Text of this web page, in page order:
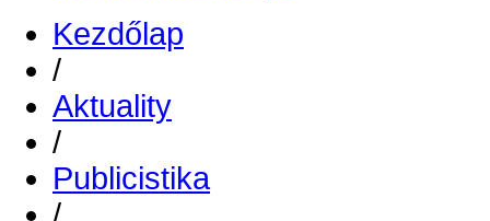
Kezdőlap
/
Aktuality
/
Publicistika